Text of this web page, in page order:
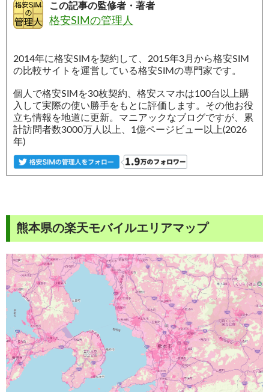
この記事の監修者・著者
格安SIMの管理人
2014年に格安SIMを契約して、2015年3月から格安SIM
の比較サイトを運営している格安SIMの専門家です。
個人で格安SIMを30枚契約、格安スマホは100台以上購
入して実際の使い勝手をもとに評価します。その他お役
立ち情報を地道に更新。マニアックなブログですが、累
計訪問者数3000万人以上、1億ページビュー以上(2026
年)
熊本県の楽天モバイルエリアマップ